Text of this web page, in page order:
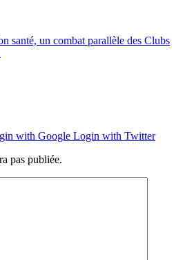
santé, un combat parallèle des Clubs
with Google Login with Twitter
pas publiée.